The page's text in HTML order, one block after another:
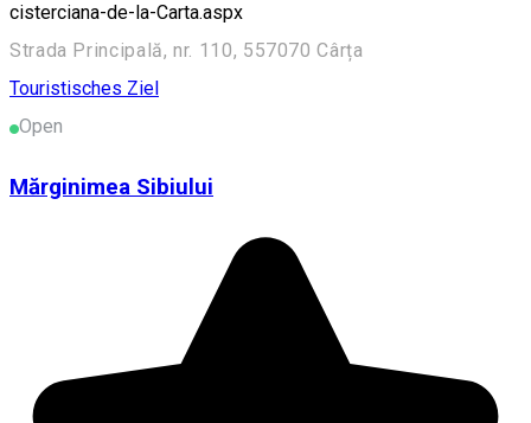
cisterciana-de-la-Carta.aspx
Strada Principală, nr. 110, 557070 Cârța
Touristisches Ziel
Open
Mărginimea Sibiului